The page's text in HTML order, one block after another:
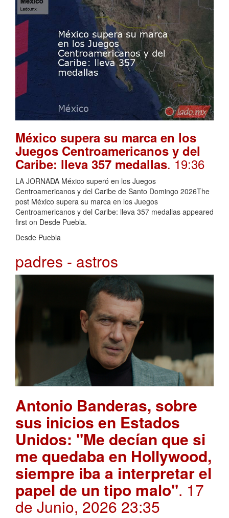
México supera su marca en los
Juegos Centroamericanos y del
Caribe: lleva 357 medallas. 19:36
LA JORNADA México superó en los Juegos
Centroamericanos y del Caribe de Santo Domingo 2026The
post México supera su marca en los Juegos
Centroamericanos y del Caribe: lleva 357 medallas appeared
first on Desde Puebla.
Desde Puebla
padres - astros
Antonio Banderas, sobre
sus inicios en Estados
Unidos: "Me decían que si
me quedaba en Hollywood,
siempre iba a interpretar el
papel de un tipo malo". 17
de Junio, 2026 23:35